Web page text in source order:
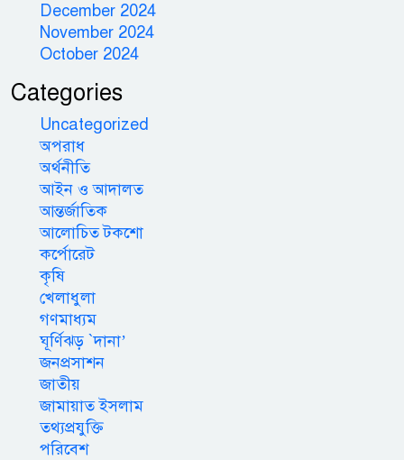
December 2024
November 2024
October 2024
Categories
Uncategorized
অপরাধ
অর্থনীতি
আইন ও আদালত
আন্তর্জাতিক
আলোচিত টকশো
কর্পোরেট
কৃষি
খেলাধুলা
গণমাধ্যম
ঘূর্ণিঝড় `দানা’
জনপ্রসাশন
জাতীয়
জামায়াত ইসলাম
তথ্যপ্রযুক্তি
পরিবেশ